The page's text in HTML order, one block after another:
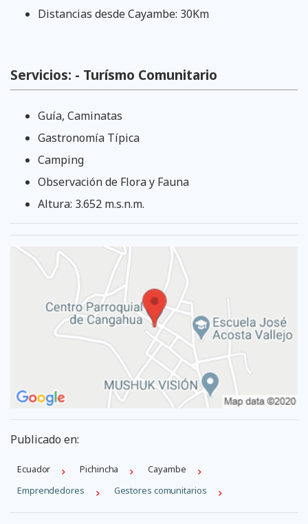
Distancias desde Cayambe: 30Km
Servicios: - Turísmo Comunitario
Guía, Caminatas
Gastronomía Típica
Camping
Observación de Flora y Fauna
Altura: 3.652 m.s.n.m.
Publicado en:
Ecuador Pichincha
Cayambe
Emprendedores
Gestores comunitarios